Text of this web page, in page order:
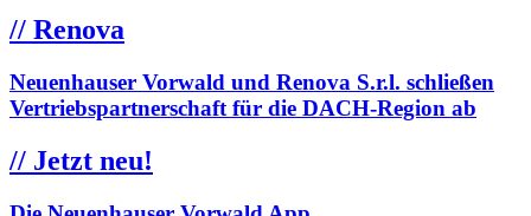
// Renova
Neuenhauser Vorwald und Renova S.r.l. schließen
Vertriebspartnerschaft für die DACH-Region ab
// Jetzt neu!